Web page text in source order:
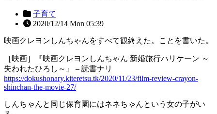
子育て
2020/12/14 Mon 05:39
映画クレヨンしんちゃんをすべて観終えた。ことを書いた。
［映画］『映画クレヨンしんちゃん 新婚旅行ハリケーン ～
失われたひろし～』 – 読書ナリ
https://dokushonary.kiteretsu.tk/2020/11/23/film-review-crayon-
shinchan-the-movie-27/
しんちゃんと同じ保育園にはネネちゃんという女の子がい